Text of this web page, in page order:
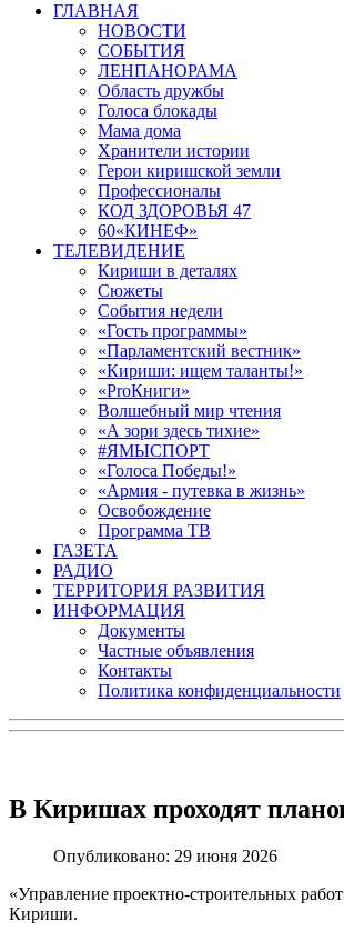
ГЛАВНАЯ
НОВОСТИ
СОБЫТИЯ
ЛЕНПАНОРАМА
Область дружбы
Голоса блокады
Мама дома
Хранители истории
Герои киришской земли
Профессионалы
КОД ЗДОРОВЬЯ 47
60«КИНЕФ»
ТЕЛЕВИДЕНИЕ
Кириши в деталях
Сюжеты
События недели
«Гость программы»
«Парламентский вестник»
«Кириши: ищем таланты!»
«ProКниги»
Волшебный мир чтения
«А зори здесь тихие»
#ЯМЫСПОРТ
«Голоса Победы!»
«Армия - путевка в жизнь»
Освобождение
Программа ТВ
ГАЗЕТА
РАДИО
ТЕРРИТОРИЯ РАЗВИТИЯ
ИНФОРМАЦИЯ
Документы
Частные объявления
Контакты
Политика конфиденциальности
В Киришах проходят
Опубликовано: 29 июня 2026
«Управление проектно-строительных
Кириши.